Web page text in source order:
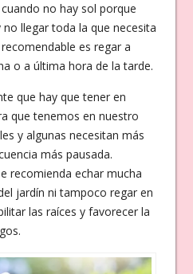
no hay sol porque
llegar toda la que necesita
es regar a
o a última hora de la tarde.
que hay que tener en
que tenemos en nuestro
y algunas necesitan más
más pausada.
recomienda echar mucha
jardín ni tampoco regar en
las raíces y favorecer la